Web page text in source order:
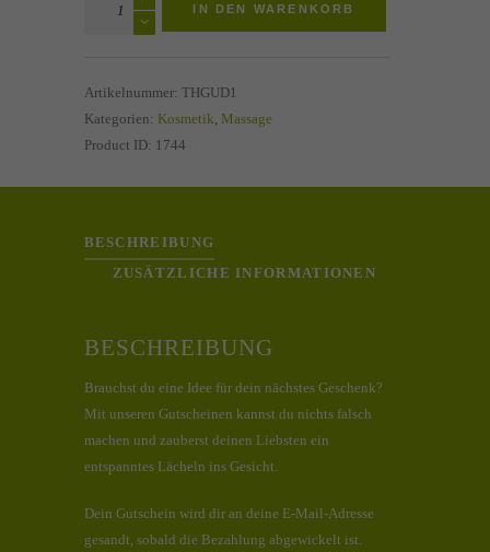
Wertgutschein
Menge
IN DEN WARENKORB
Artikelnummer: THGUD1
Kategorien: Kosmetik Massage
Product ID: 1744
BESCHREIBUNG
ZUSÄTZLICHE INFORMATIONEN
BESCHREIBUNG
Brauchst du eine Idee für dein nächstes Geschenk?
Mit unseren Gutscheinen kannst du nichts falsch
machen und zauberst deinen Liebsten ein
entspanntes Lächeln ins Gesicht.
Dein Gutschein wird dir an deine E-Mail-Adresse
gesandt, sobald die Bezahlung abgewickelt ist.